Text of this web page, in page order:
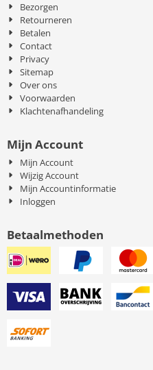
Bezorgen
Retourneren
Betalen
Contact
Privacy
Sitemap
Over ons
Voorwaarden
Klachtenafhandeling
Mijn Account
Mijn Account
Wijzig Account
Mijn Accountinformatie
Inloggen
Betaalmethoden